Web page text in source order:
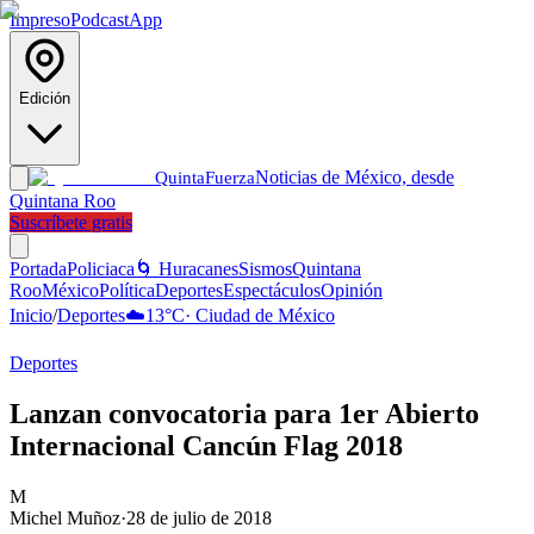
ImpresoPodcastApp
Edición
QuintaFuerzaNoticias de México, desde
Quintana Roo
Suscríbete gratis
PortadaPoliciaca 🌀 HuracanesSismosQuintana
RooMéxicoPolíticaDeportesEspectáculosOpinión
Inicio/Deportes☁️13°C· Ciudad de México
Deportes
Lanzan convocatoria para 1er Abierto
Internacional Cancún Flag 2018
M
Michel Muñoz·28 de julio de 2018